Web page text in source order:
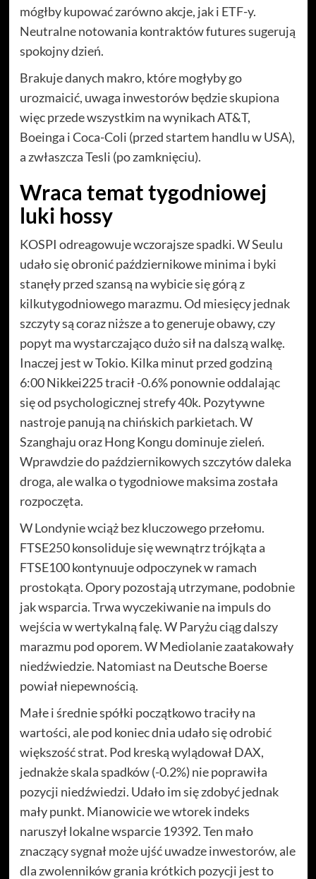
mógłby kupować zarówno akcje, jak i ETF-y.
Neutralne notowania kontraktów futures sugerują
spokojny dzień.
Brakuje danych makro, które mogłyby go
urozmaicić, uwaga inwestorów będzie skupiona
więc przede wszystkim na wynikach AT&T,
Boeinga i Coca-Coli (przed startem handlu w USA),
a zwłaszcza Tesli (po zamknięciu).
Wraca temat tygodniowej
luki hossy
KOSPI odreagowuje wczorajsze spadki. W Seulu
udało się obronić październikowe minima i byki
stanęły przed szansą na wybicie się górą z
kilkutygodniowego marazmu. Od miesięcy jednak
szczyty są coraz niższe a to generuje obawy, czy
popyt ma wystarczająco dużo sił na dalszą walkę.
Inaczej jest w Tokio. Kilka minut przed godziną
6:00 Nikkei225 tracił -0.6% ponownie oddalając
się od psychologicznej strefy 40k. Pozytywne
nastroje panują na chińskich parkietach. W
Szanghaju oraz Hong Kongu dominuje zieleń.
Wprawdzie do październikowych szczytów daleka
droga, ale walka o tygodniowe maksima została
rozpoczęta.
W Londynie wciąż bez kluczowego przełomu.
FTSE250 konsoliduje się wewnątrz trójkąta a
FTSE100 kontynuuje odpoczynek w ramach
prostokąta. Opory pozostają utrzymane, podobnie
jak wsparcia. Trwa wyczekiwanie na impuls do
wejścia w wertykalną falę. W Paryżu ciąg dalszy
marazmu pod oporem. W Mediolanie zaatakowały
niedźwiedzie. Natomiast na Deutsche Boerse
powiał niepewnością.
Małe i średnie spółki początkowo traciły na
wartości, ale pod koniec dnia udało się odrobić
większość strat. Pod kreską wylądował DAX,
jednakże skala spadków (-0.2%) nie poprawiła
pozycji niedźwiedzi. Udało im się zdobyć jednak
mały punkt. Mianowicie we wtorek indeks
naruszył lokalne wsparcie 19392. Ten mało
znaczący sygnał może ujść uwadze inwestorów, ale
dla zwolenników grania krótkich pozycji jest to